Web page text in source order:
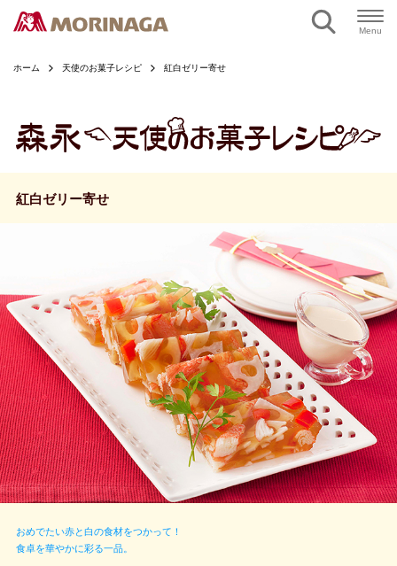
Menu
ホーム 天使のお菓子レシピ 紅白ゼリー寄せ
紅白ゼリー寄せ
おめでたい赤と白の食材をつかって！
食卓を華やかに彩る一品。